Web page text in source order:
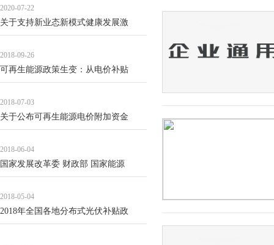
2020-07-22
关于支持新业态新模式健康发展激
2018-09-26
可再生能源政策生变：从电价补贴
2018-07-03
关于公布可再生能源电价附加资金
2018-06-04
国家发展改革委 财政部 国家能源
2018-05-04
2018年全国各地分布式光伏补贴政